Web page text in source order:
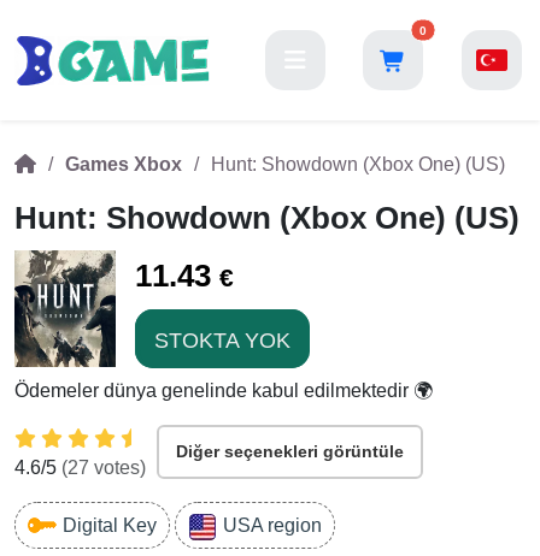
0
Games Xbox Hunt: Showdown (Xbox One) (US)
Hunt: Showdown (Xbox One) (US)
11.43 €
STOKTA YOK
Ödemeler dünya genelinde kabul edilmektedir 🌍
4.6/5 (27 votes)
Diğer seçenekleri görüntüle
Digital Key USA region